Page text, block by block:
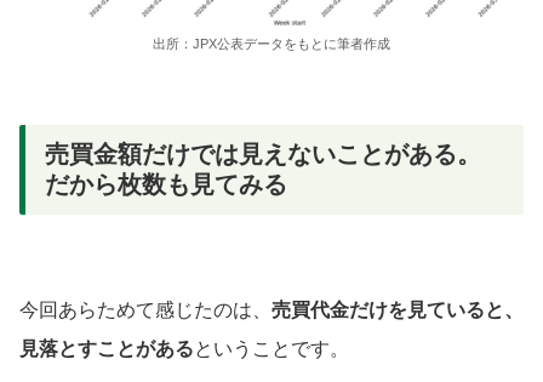
出所：JPX公表データをもとに筆者作成
売買金額だけでは見えないことがある。
だから枚数も見てみる
今回あらためて感じたのは、 売買代金だけを見ていると、
見落とすことがあるということです。